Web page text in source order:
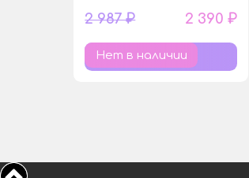
2 987 ₽ 2 390 ₽
Нет в наличии